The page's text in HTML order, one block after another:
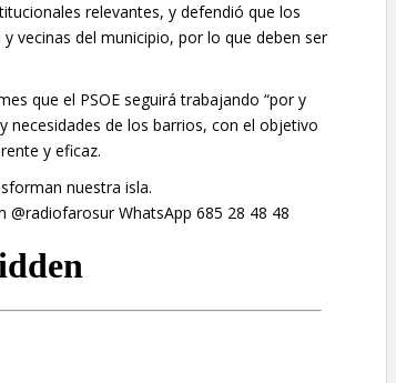
relevantes, y defendió que los
vecinas del municipio, por lo que deben ser
que el PSOE seguirá trabajando “por y
necesidades de los barrios, con el objetivo
y eficaz.
nuestra isla.
@radiofarosur WhatsApp 685 28 48 48